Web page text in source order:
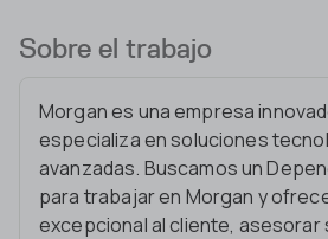
Sobre el trabajo
Morgan es una empresa
especializa en soluciones
avanzadas. Buscamos un
para trabajar en Morgan y
excepcional al cliente,